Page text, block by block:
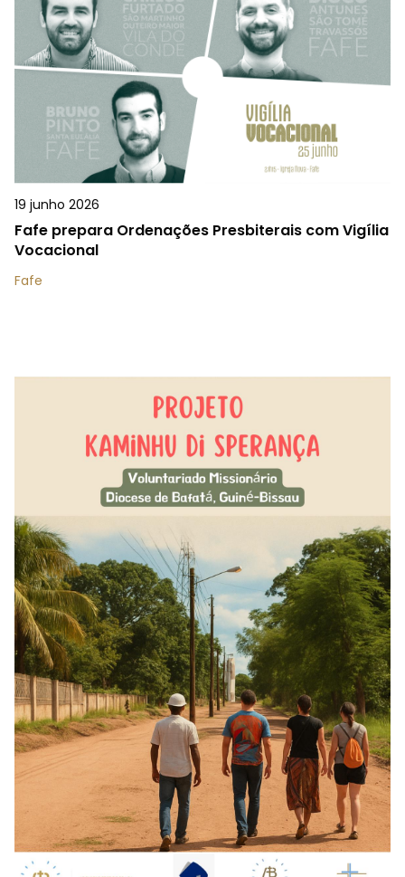
19 junho 2026
Fafe prepara Ordenações Presbiterais com Vigília
Vocacional
Fafe